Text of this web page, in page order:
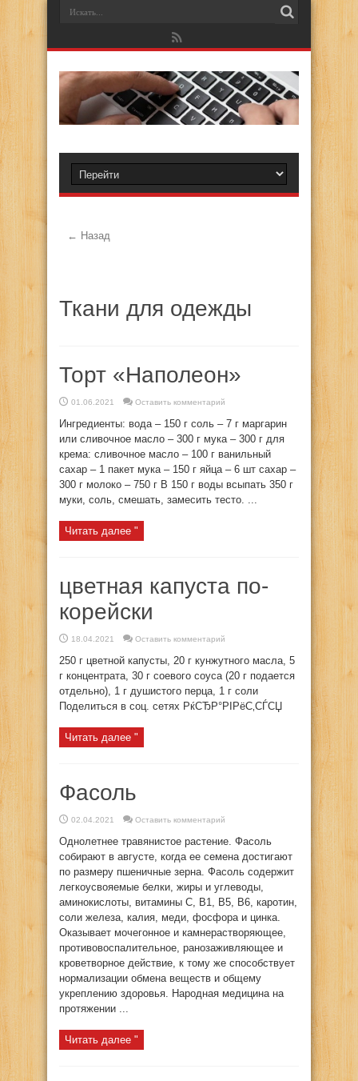
← Назад
Ткани для одежды
Торт «Наполеон»
01.06.2021 Оставить комментарий
Ингредиенты: вода – 150 г соль – 7 г маргарин
или сливочное масло – 300 г мука – 300 г для
крема: сливочное масло – 100 г ванильный
сахар – 1 пакет мука – 150 г яйца – 6 шт сахар –
300 г молоко – 750 г В 150 г воды всыпать 350 г
муки, соль, смешать, замесить тесто. ...
Читать далее "
цветная капуста по-
корейски
18.04.2021 Оставить комментарий
250 г цветной капусты, 20 г кунжутного масла, 5
г концентрата, 30 г соевого соуса (20 г подается
отдельно), 1 г душистого перца, 1 г соли
Поделиться в соц. сетях РќСЂР°РІРёС‚СЃСЏ
Читать далее "
Фасоль
02.04.2021 Оставить комментарий
Однолетнее травянистое растение. Фасоль
собирают в августе, когда ее семена достигают
по размеру пшеничные зерна. Фасоль содержит
легкоусвояемые белки, жиры и углеводы,
аминокислоты, витамины C, B1, B5, B6, каротин,
соли железа, калия, меди, фосфора и цинка.
Оказывает мочегонное и камнерастворяющее,
противовоспалительное, ранозаживляющее и
кроветворное действие, к тому же способствует
нормализации обмена веществ и общему
укреплению здоровья. Народная медицина на
протяжении ...
Читать далее "